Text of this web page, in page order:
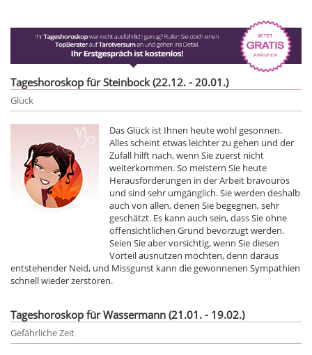
Tageshoroskop für Steinbock (22.12. - 20.01.)
Glück
Das Glück ist Ihnen heute wohl gesonnen.
Alles scheint etwas leichter zu gehen und der
Zufall hilft nach, wenn Sie zuerst nicht
weiterkommen. So meistern Sie heute
Herausforderungen in der Arbeit bravourös
und sind sehr umgänglich. Sie werden deshalb
auch von allen, denen Sie begegnen, sehr
geschätzt. Es kann auch sein, dass Sie ohne
offensichtlichen Grund bevorzugt werden.
Seien Sie aber vorsichtig, wenn Sie diesen
Vorteil ausnutzen möchten, denn daraus
entstehender Neid, und Missgunst kann die gewonnenen Sympathien
schnell wieder zerstören.
Tageshoroskop für Wassermann (21.01. - 19.02.)
Gefährliche Zeit